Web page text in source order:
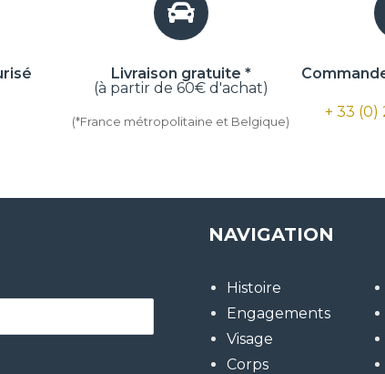
Livraison gratuite *
(à partir de 60€ d'achat)
(*France métropolitaine et Belgique)
+ 33 (0)
NAVIGATION
Histoire
Engagements
Visage
Corps